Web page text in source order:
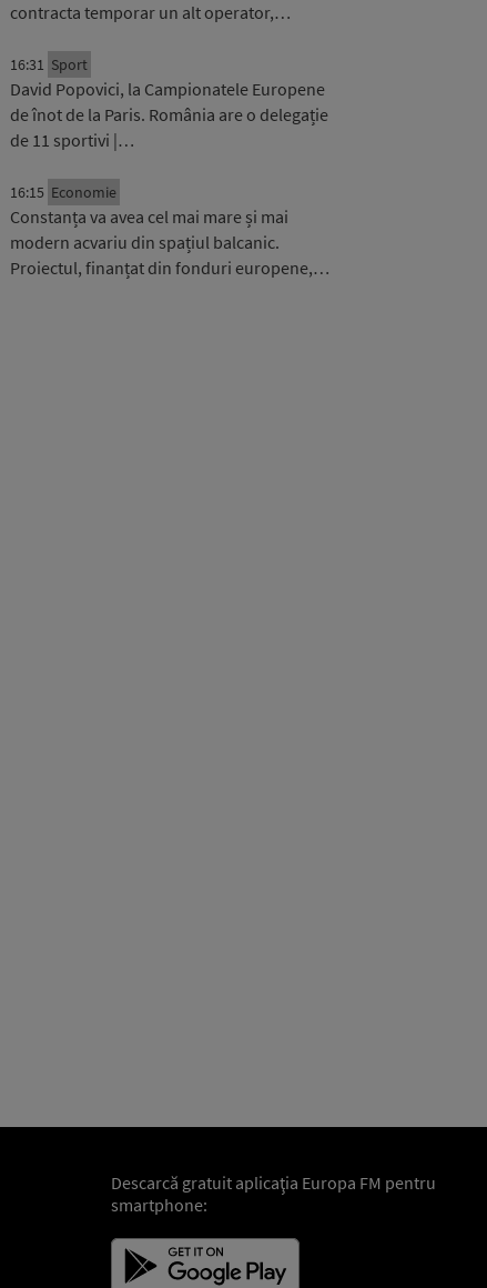
contracta temporar un alt operator,…
16:31 Sport
David Popovici, la Campionatele Europene
de înot de la Paris. România are o delegație
de 11 sportivi |…
16:15 Economie
Constanța va avea cel mai mare și mai
modern acvariu din spațiul balcanic.
Proiectul, finanțat din fonduri europene,…
Descarcă gratuit aplicaţia Europa FM pentru
smartphone: